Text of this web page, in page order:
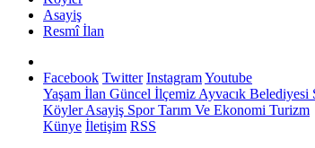
Asayiş
Resmî İlan
Facebook Twitter InstagramYoutube
Yaşam İlan Güncel İlçemiz Ayvacık Belediyesi
KöylerAsayiş SporTarım Ve Ekonomi Turizm
Künye İletişim RSS